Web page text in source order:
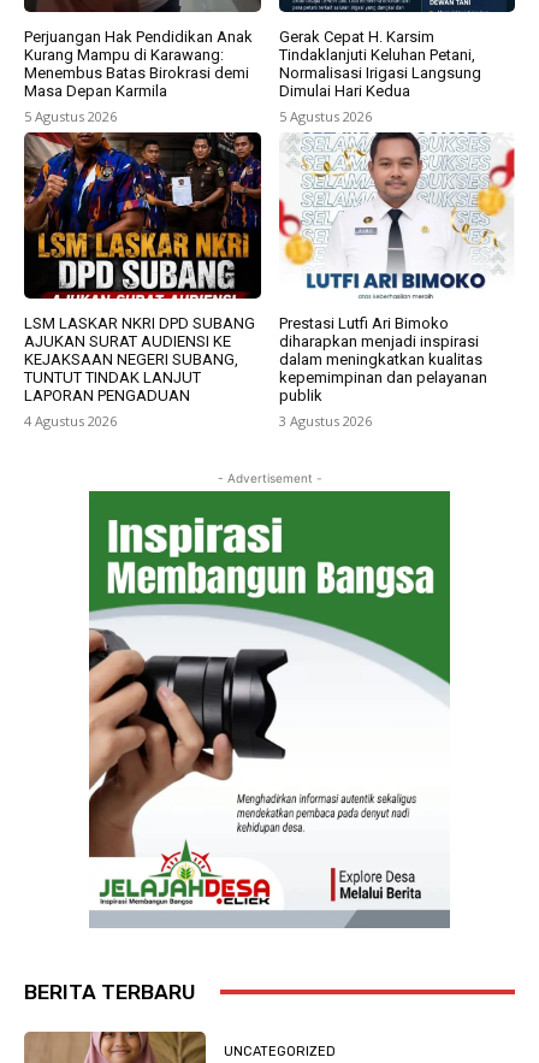
Perjuangan Hak Pendidikan Anak
Kurang Mampu di Karawang:
Menembus Batas Birokrasi demi
Masa Depan Karmila
5 Agustus 2026
Gerak Cepat H. Karsim
Tindaklanjuti Keluhan Petani,
Normalisasi Irigasi Langsung
Dimulai Hari Kedua
5 Agustus 2026
LSM LASKAR NKRI DPD SUBANG
AJUKAN SURAT AUDIENSI KE
KEJAKSAAN NEGERI SUBANG,
TUNTUT TINDAK LANJUT
LAPORAN PENGADUAN
4 Agustus 2026
Prestasi Lutfi Ari Bimoko
diharapkan menjadi inspirasi
dalam meningkatkan kualitas
kepemimpinan dan pelayanan
publik
3 Agustus 2026
- Advertisement -
BERITA TERBARU
UNCATEGORIZED